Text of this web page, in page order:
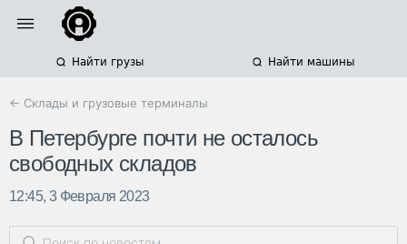
Найти грузы Найти машины
← Склады и грузовые терминалы
В Петербурге почти не осталось
свободных складов
12:45, 3 Февраля 2023